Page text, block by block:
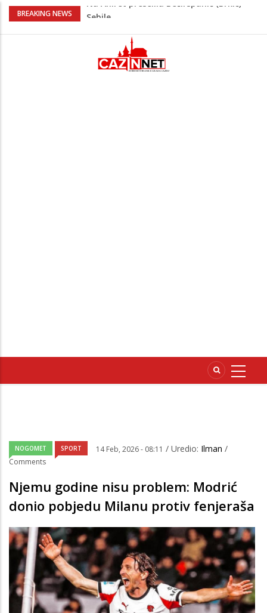
BREAKING NEWS
Na Ahiret preselio Hegić (Hasan) Atah –
Na Ahiret preselio KOLJIĆ (Meho) MUNIB
Adnan Alibabić otišao prije više od
godinu iz bolnice u Bihaću, otac:
NOGOMET SPORT 14 Feb, 2026 - 08:11 / Uredio: Ilman /
Comments
Njemu godine nisu problem: Modrić
donio pobjedu Milanu protiv fenjeraša